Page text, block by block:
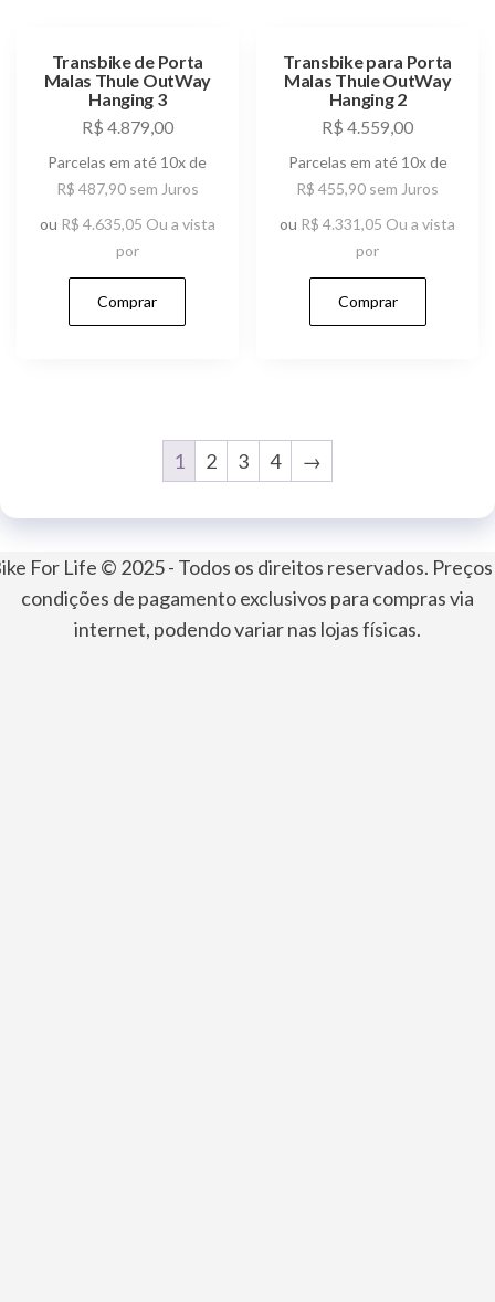
Transbike de Porta
Malas Thule OutWay
Hanging 3
R$ 4.879,00
Parcelas em até 10x de
R$ 487,90 sem Juros
ou R$ 4.635,05 Ou a vista
por
Comprar
Transbike para Porta
Malas Thule OutWay
Hanging 2
R$ 4.559,00
Parcelas em até 10x de
R$ 455,90 sem Juros
ou R$ 4.331,05 Ou a vista
por
Comprar
1 2 3 4 →
For Life © 2025 - Todos os direitos reservados. Preços
condições de pagamento exclusivos para compras via
internet, podendo variar nas lojas físicas.